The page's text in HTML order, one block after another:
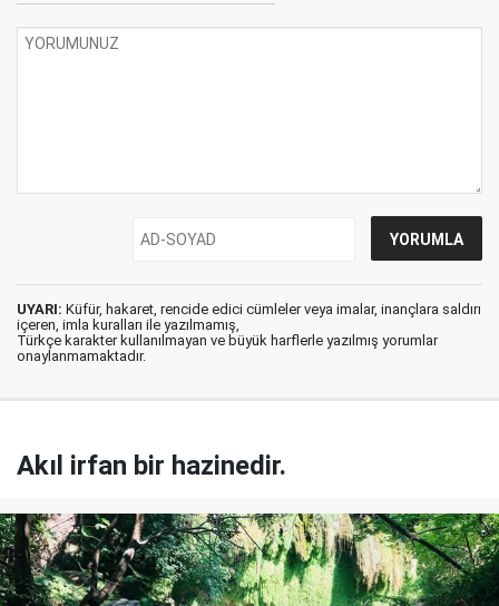
UYARI: Küfür, hakaret, rencide edici cümleler veya imalar, inançlara saldırı
içeren, imla kuralları ile yazılmamış,
Türkçe karakter kullanılmayan ve büyük harflerle yazılmış yorumlar
onaylanmamaktadır.
Akıl irfan bir hazinedir.